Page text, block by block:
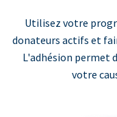
Utilisez votre
donateurs actifs et
L'adhésion permet
votre